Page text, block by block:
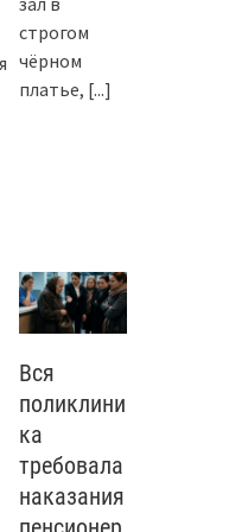
строгом
чёрном
платье, [...]
Вся
поликлини
ка
требовала
наказания